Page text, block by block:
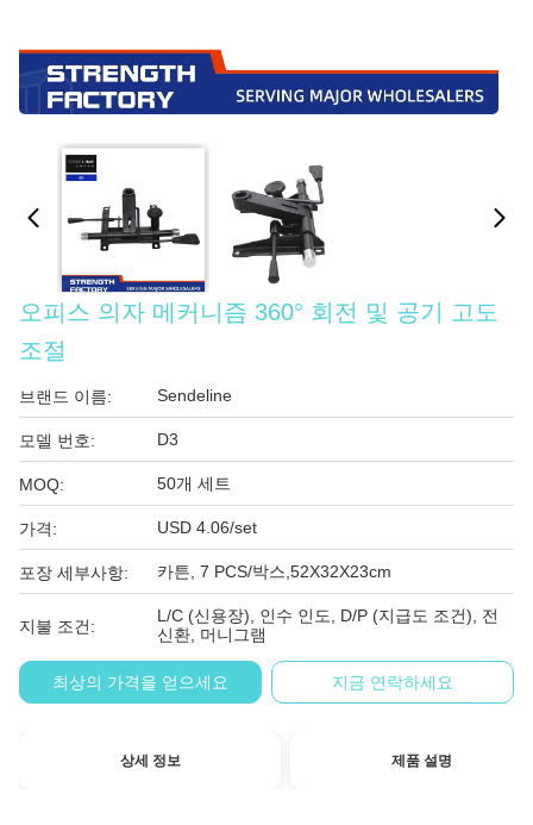
오피스 의자 메커니즘 360° 회전 및 공기 고도
조절
브랜드 이름: Sendeline
모델 번호: D3
MOQ: 50개 세트
가격: USD 4.06/set
포장 세부사항: 카튼, 7 PCS/박스,52X32X23cm
지불 조건:
L/C (신용장), 인수 인도, D/P (지급도 조건), 전
신환, 머니그램
최상의 가격을 얻으세요 지금 연락하세요
상세 정보 제품 설명